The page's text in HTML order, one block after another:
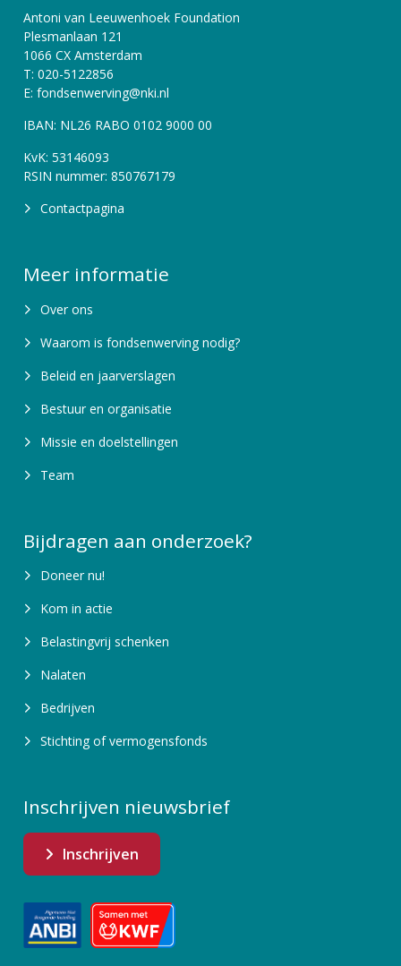
Antoni van Leeuwenhoek Foundation
Plesmanlaan 121
1066 CX Amsterdam
T: 020-5122856
E: fondsenwerving@nki.nl
IBAN: NL26 RABO 0102 9000 00
KvK: 53146093
RSIN nummer: 850767179
Contactpagina
Meer informatie
Over ons
Waarom is fondsenwerving nodig?
Beleid en jaarverslagen
Bestuur en organisatie
Missie en doelstellingen
Team
Bijdragen aan onderzoek?
Doneer nu!
Kom in actie
Belastingvrij schenken
Nalaten
Bedrijven
Stichting of vermogensfonds
Inschrijven nieuwsbrief
Inschrijven